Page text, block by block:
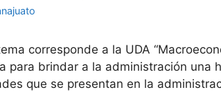
corresponde a la UDA
para brindar a la administración
que se presentan en la